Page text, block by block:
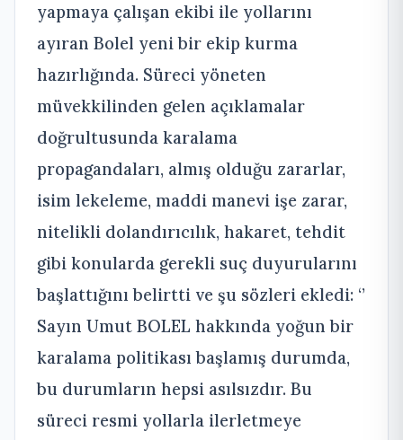
yapmaya çalışan ekibi ile yollarını
ayıran Bolel yeni bir ekip kurma
hazırlığında. Süreci yöneten
müvekkilinden gelen açıklamalar
doğrultusunda karalama
propagandaları, almış olduğu zararlar,
isim lekeleme, maddi manevi işe zarar,
nitelikli dolandırıcılık, hakaret, tehdit
gibi konularda gerekli suç duyurularını
başlattığını belirtti ve şu sözleri ekledi: ‘’
Sayın Umut BOLEL hakkında yoğun bir
karalama politikası başlamış durumda,
bu durumların hepsi asılsızdır. Bu
süreci resmi yollarla ilerletmeye